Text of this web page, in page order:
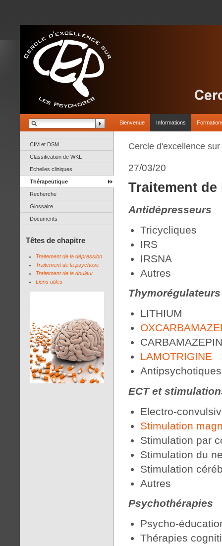
Bienvenue Informations
CIM et DSM
Classification de WKL
Echelles cliniques
Thérapeutique
Recherche
Glossaire
Documents
Têtes de chapitre
Traitement de la dépression
Traitement de la psychose
Traitement de la douleur
Liens utiles
Cercle d'excellence
27/03/20
Traitement
Antidépresseurs
Tricycliques
IRS
IRSNA
Autres
Thymorégulateurs
LITHIUM
LAMOTRIGINE
Antipsychotiques
ECT et
Electro-
Stimulation
Stimulation par
Stimulation du
Stimulation
Autres
Psychothérapies
Psycho-
Thérapies